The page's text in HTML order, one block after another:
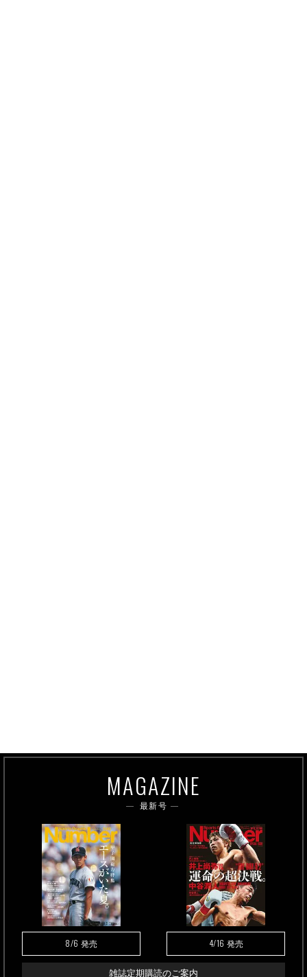
MAGAZINE
最新号
8/6 発売 4/16 発売
雑誌定期購読のご案内